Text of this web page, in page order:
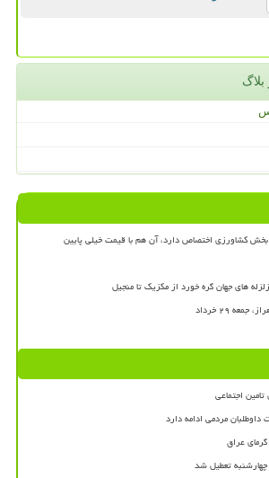
بلاگ
های جهان گره خورد از مکزیک تا منجیل
۲۹ خرداد
اجتماعی
داوطلبان مردمی ادامه دارد
عراق
چهارشنبه تعطیل شد